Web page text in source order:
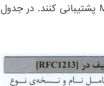
مدیریت هستند و همه ی دستگاه ها باید از اشیای MIB system پشتیبانی کنند. در جدول